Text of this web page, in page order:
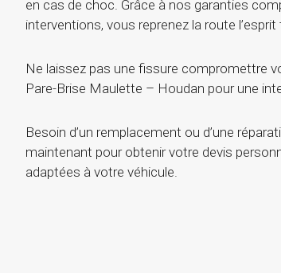
en cas de choc. Grâce à nos garanties
interventions, vous reprenez la route l’esprit
Ne laissez pas une fissure compromettre
Pare-Brise Maulette – Houdan pour une
Besoin d’un remplacement ou d’une
maintenant pour obtenir votre devis
adaptées à votre véhicule.